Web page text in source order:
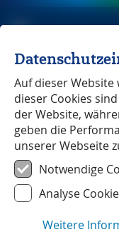
Michael Müller
Naxos
Auf dieser Website
dieser Cookies
der Website,
geben die
unserer Webseite
Notwendige
Analyse
Weitere